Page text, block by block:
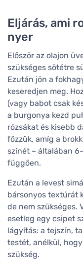
Eljárás, ami
nyer
Először az olajon
szükséges sötétre
Ezután jön a
keseredjen meg.
(vagy babot csak
a burgonya kezd
rózsákat és kisebb
főzzük, amíg a
színét – általában
függően.
Ezután a levest
bársonyos textúrát
de nem szükséges.
esetleg egy csipet
lágyítás: a tejszín,
testét, anélkül,
szükség.